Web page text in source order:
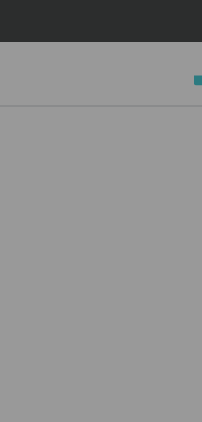
to